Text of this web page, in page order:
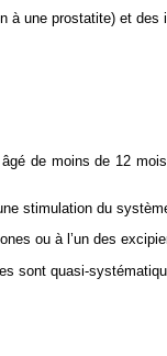
une prostatite) et
de moins de 12
stimulation du
ou à l’un des
sont quasi-